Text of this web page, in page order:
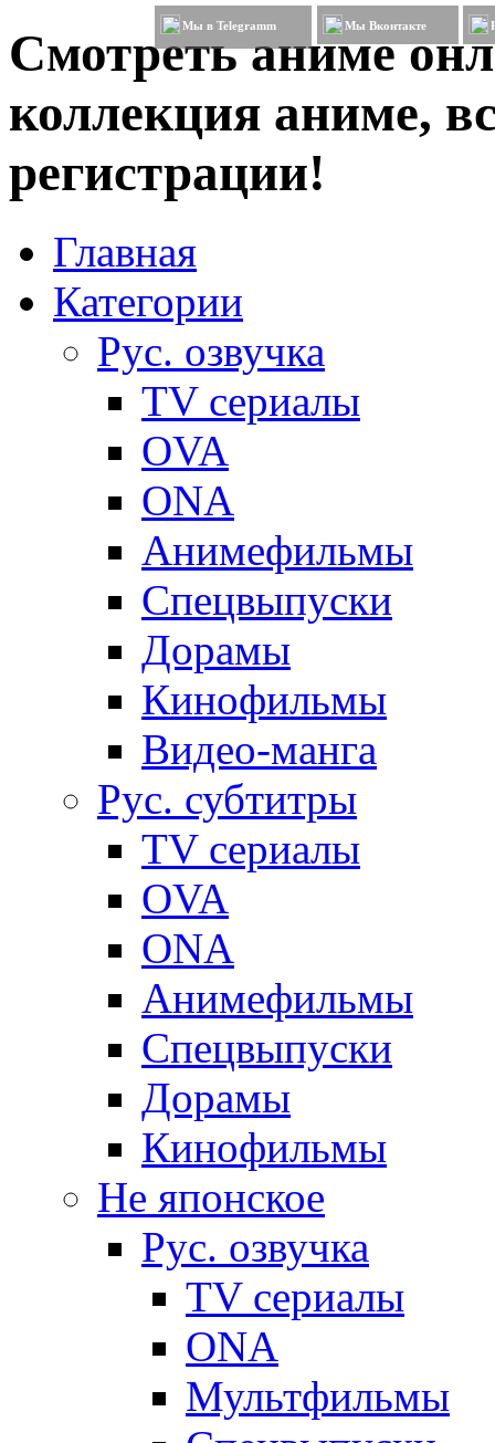
Смотреть аниме
коллекция аниме,
регистрации!
Мы в Telegramm Мы Вконтакте
Главная
Категории
Рус. озвучка
TV сериалы
OVA
ONA
Анимефильмы
Спецвыпуски
Дорамы
Кинофильмы
Видео-манга
Рус. субтитры
TV сериалы
OVA
ONA
Анимефильмы
Спецвыпуски
Дорамы
Кинофильмы
Не японское
Рус. озвучка
TV сериалы
ONA
Мультфильмы